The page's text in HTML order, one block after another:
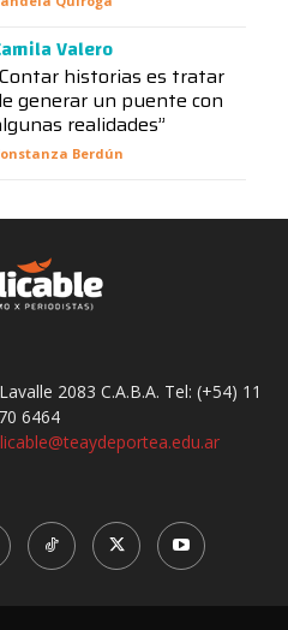
Valero
historias es tratar
generar un puente con
realidades”
Berdún
2083 C.A.B.A. Tel: (+54) 11
6464